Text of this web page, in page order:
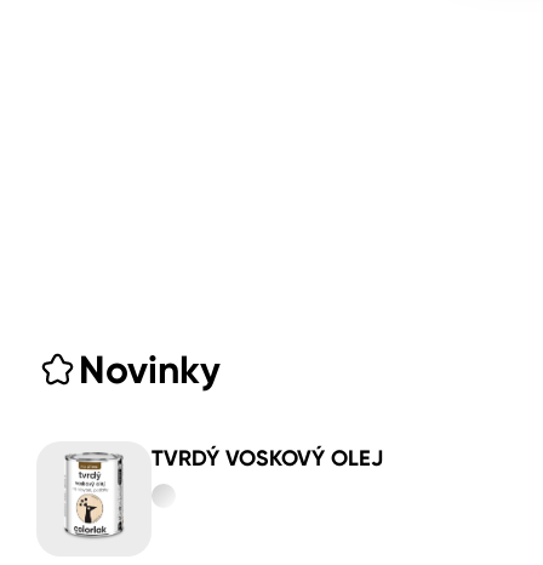
Novinky
TVRDÝ VOSKOVÝ OLEJ